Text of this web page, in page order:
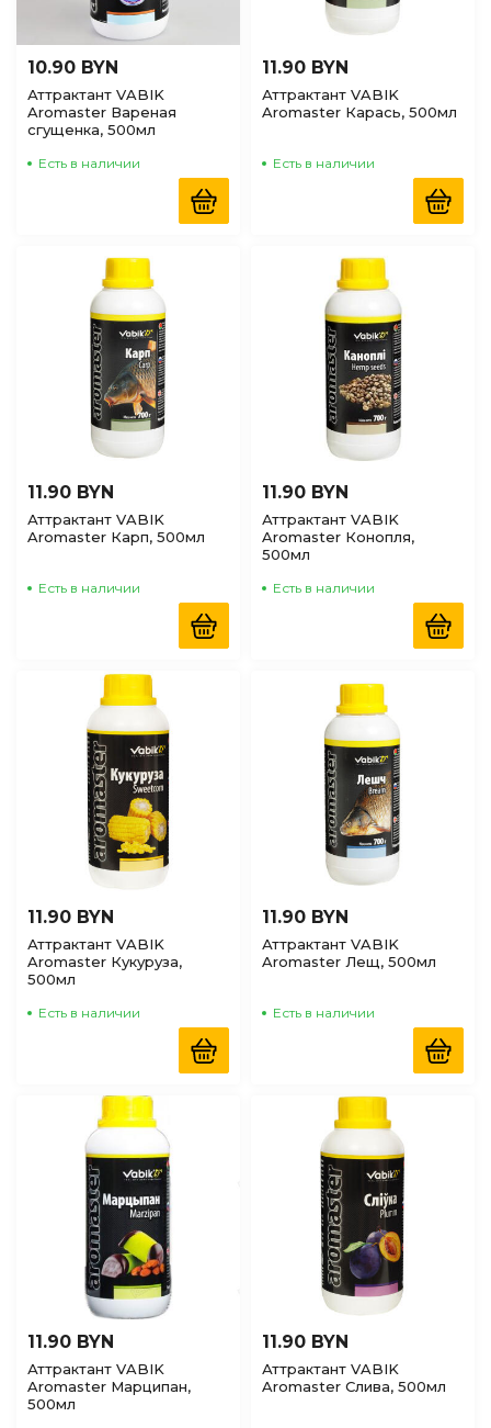
10.90 BYN
Аттрактант VABIK
Aromaster Вареная
сгущенка, 500мл
Есть в наличии
11.90 BYN
Аттрактант VABIK
Aromaster Карась, 500мл
Есть в наличии
11.90 BYN
Аттрактант VABIK
Aromaster Карп, 500мл
Есть в наличии
11.90 BYN
Аттрактант VABIK
Aromaster Конопля,
500мл
Есть в наличии
11.90 BYN
Аттрактант VABIK
Aromaster Кукуруза,
500мл
Есть в наличии
11.90 BYN
Аттрактант VABIK
Aromaster Лещ, 500мл
Есть в наличии
11.90 BYN
Аттрактант VABIK
Aromaster Марципан,
500мл
11.90 BYN
Аттрактант VABIK
Aromaster Слива, 500мл